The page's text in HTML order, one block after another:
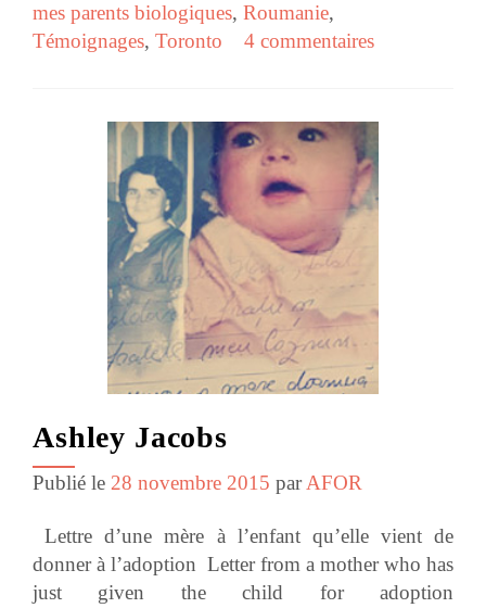
mes parents biologiques, Roumanie,
Témoignages, Toronto 4 commentaires
Ashley Jacobs
Publié le 28 novembre 2015 parAFOR
Lettre d’une mère à l’enfant qu’elle vient de
donner à l’adoption Letter from a mother who has
just given the child for adoption